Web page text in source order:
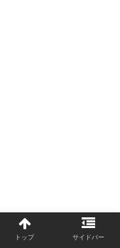
トップ サイドバー